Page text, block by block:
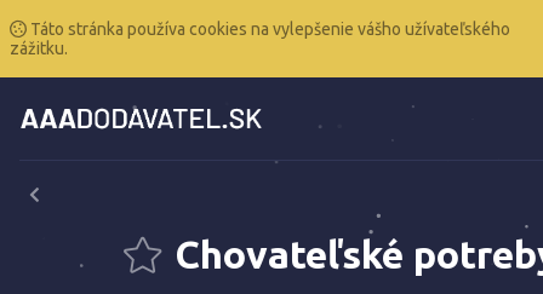
Táto stránka používa cookies na vylepšenie vášho užívateľského
zážitku.
Chovateľské